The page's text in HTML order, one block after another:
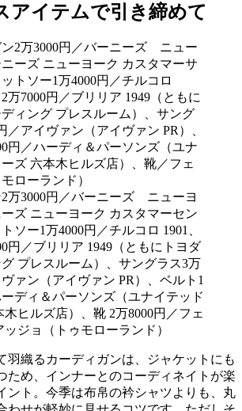
アイテムで引き締めて
万3000円／バーニーズ ニューヨ
ズ ニューヨーク カスタマーセン
ソー1万4000円／チルコロ 1901、
円／ブリリア 1949（ともにトヨダ
グ プレスルーム）、サングラス3万
ァン（アイヴァン PR）、ベルト1
ディ＆パーソンズ（ユナイテッド
木ヒルズ店）、靴 2万8000円／フェ
ジョ（トゥモローランド）
羽織るカーディガンは、ジャケットにも
ため、インナーとのコーディネイトが楽
ント。今季は布帛の衿シャツよりも、丸